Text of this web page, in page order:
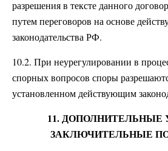
разрешения в тексте данного
путем переговоров на основе
законодательства РФ.
10.2. При неурегулировании в
спорных вопросов споры
установленном действующим
11. ДОПОЛНИТЕЛЬНЫЕ
ЗАКЛЮЧИТЕЛЬНЫЕ